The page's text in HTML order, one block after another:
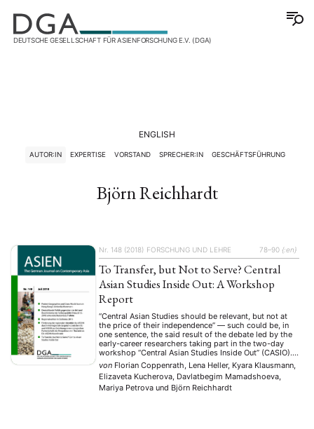
DEUTSCHE GESELLSCHAFT FÜR ASIENFORSCHUNG E.V. (DGA)
ENGLISH
AUTOR:IN EXPERTISE VORSTAND SPRECHER:IN GESCHÄFTSFÜHRUNG
Björn Reichhardt
Nr. 148 (2018) FORSCHUNG UND LEHRE 78–90 {:en}
To Transfer, but Not to Serve? Central
Asian Studies Inside Out: A Workshop
Report
“Central Asian Studies should be relevant, but not at
the price of their independence” — such could be, in
one sentence, the said result of the debate led by the
early-career researchers taking part in the two-day
workshop “Central Asian Studies Inside Out” (CASIO).
On February 8–9, 2018, the workshop brought
together masters and PhD …
von Florian Coppenrath, Lena Heller, Kyara Klausmann,
Elizaveta Kucherova, Davlatbegim Mamadshoeva,
Mariya Petrovaund Björn Reichhardt